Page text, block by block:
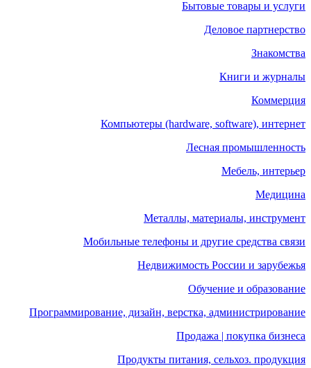
Бытовые товары и услуги
Деловое партнерство
Знакомства
Книги и журналы
Коммерция
Компьютеры (hardware, software), интернет
Лесная промышленность
Мебель, интерьер
Медицина
Металлы, материалы, инструмент
Мобильные телефоны и другие средства связи
Недвижимость России и зарубежья
Обучение и образование
Программирование, дизайн, верстка, администрирование
Продажа | покупка бизнеса
Продукты питания, сельхоз. продукция